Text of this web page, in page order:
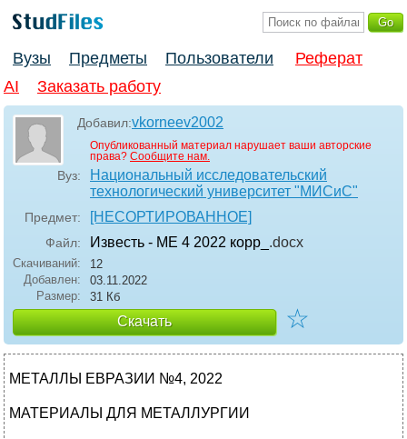
Вузы Предметы Пользователи
Реферат
AI
Заказать работу
Добавил:vkorneev2002
Опубликованный материал нарушает ваши авторские
права? Сообщите нам.
Вуз:
Национальный исследовательский
технологический университет "МИСиС"
Предмет: [НЕСОРТИРОВАННОЕ]
Файл: Известь - МЕ 4 2022 корр_ .docx
Скачиваний:
12
Добавлен:
03.11.2022
Размер:
31 Кб
Скачать ☆
МЕТАЛЛЫ ЕВРАЗИИ №4, 2022
МАТЕРИАЛЫ ДЛЯ МЕТАЛЛУРГИИ